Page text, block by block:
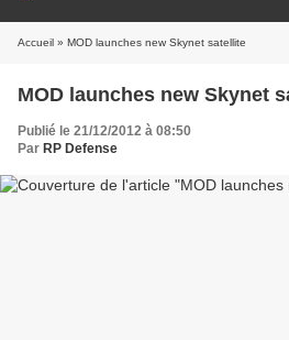
Accueil » MOD launches new Skynet satellite
MOD launches new Skynet
Publié le 21/12/2012 à 08:50
Par RP Defense